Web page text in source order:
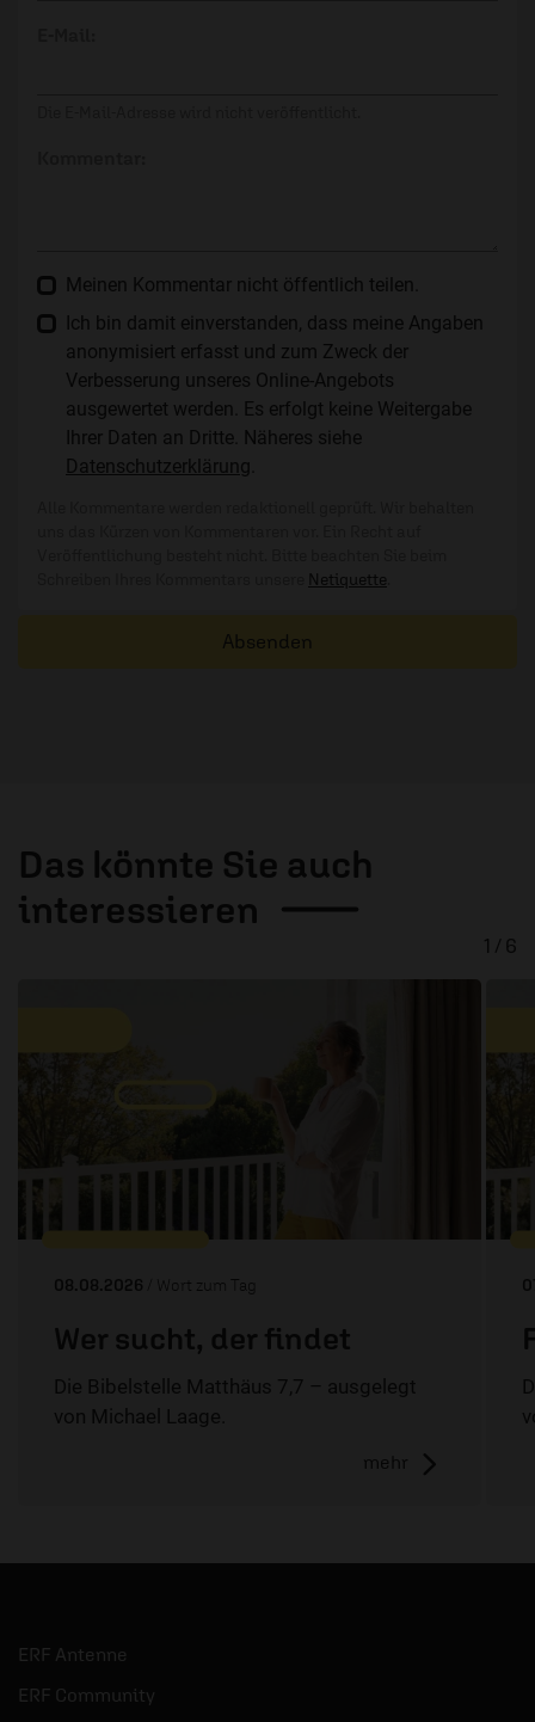
Meinen Kommentar nicht öffentlich teilen.
Ich bin damit einverstanden, dass meine Angaben
anonymisiert erfasst und zum Zweck der
Verbesserung unseres Online-Angebots
ausgewertet werden. Es erfolgt keine Weitergabe
Ihrer Daten an Dritte. Näheres siehe
Datenschutzerklärung
Netiquette
Absenden
Das könnte Sie auch
interessieren
08.08.2026 / Wort zum Tag
Wer sucht, der findet
Die Bibelstelle Matthäus 7,7 – ausgelegt
von Michael Laage.
mehr
1 / 6
ERF Antenne
ERF Community